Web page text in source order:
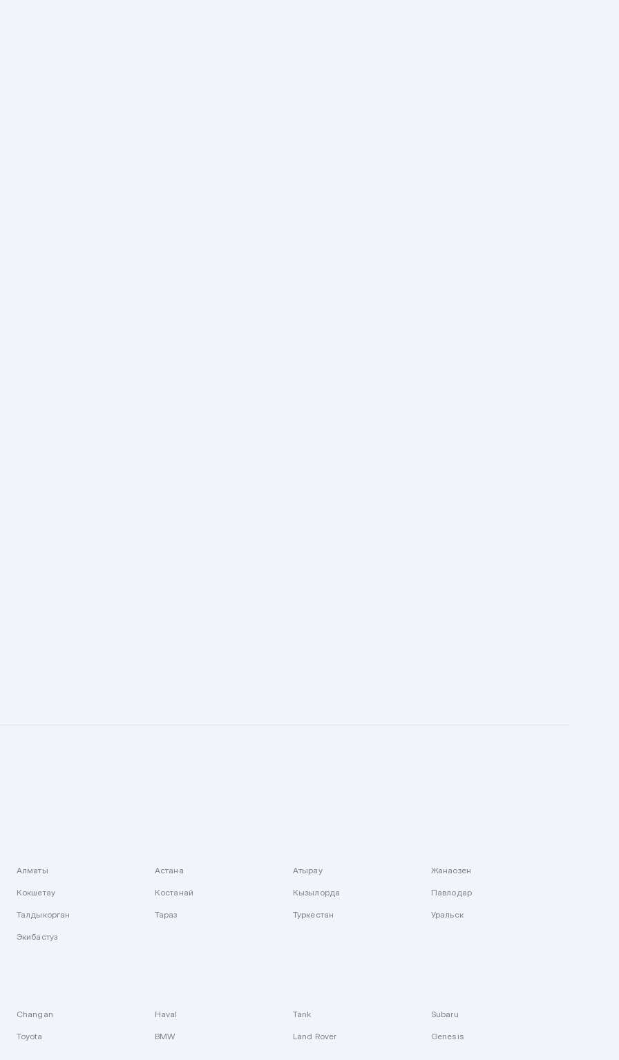
Алматы Астана Атырау Жанаозен
Кокшетау Костанай Кызылорда Павлодар
Талдыкорган Тараз Туркестан Уральск
Экибастуз
Changan Haval Tank Subaru
Toyota BMW Land Rover Genesis